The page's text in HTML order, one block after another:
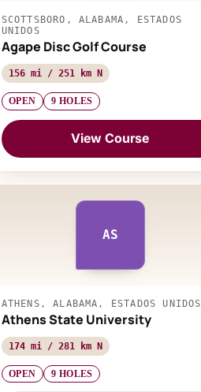
SCOTTSBORO, ALABAMA, ESTADOS
UNIDOS
Agape Disc Golf Course
156 mi / 251 km N
OPEN 9 HOLES
View Course
AS
ATHENS, ALABAMA, ESTADOS UNIDOS
Athens State University
174 mi / 281 km N
OPEN 9 HOLES